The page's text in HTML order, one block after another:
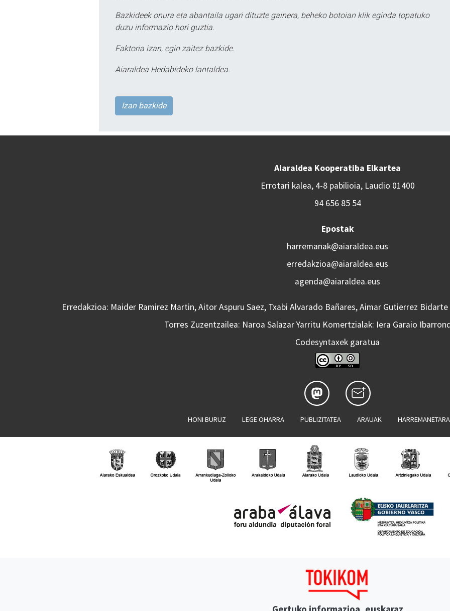
Bazkideek onura eta abantaila ugari dituzte gainera, beheko botoian klik eginda topatuko
duzu informazio hori guztia.
Faktoria izan, egin zaitez bazkide.
Aiaraldea Hedabideko lantaldea.
Izan bazkide
Aiaraldea Kooperatiba Elkartea
Errotari kalea, 4-8 pabilioia, Laudio 01400
94 656 85 54
Epostak
harremanak@aiaraldea.eus
erredakzioa@aiaraldea.eus
agenda@aiaraldea.eus
Erredakzioa: Maider Ramirez Martin, Aitor Aspuru Saez, Txabi Alvarado Bañares, Aimar Gutierrez
Torres Zuzentzailea: Naroa Salazar Yarritu Komertzialak: Iera Garaio
Codesyntaxek garatua
HONI BURUZ LEGE OHARRA PUBLIZITATEA ARAUAK